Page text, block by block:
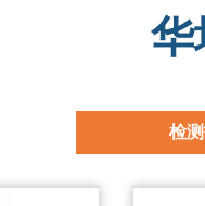
华
检